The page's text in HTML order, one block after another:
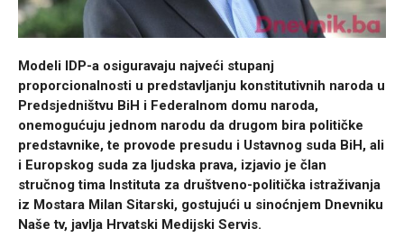
Modeli IDP-a osiguravaju najveći stupanj
proporcionalnosti u predstavljanju konstitutivnih naroda u
Predsjedništvu BiH i Federalnom domu naroda,
onemogućuju jednom narodu da drugom bira političke
predstavnike, te provode presudu i Ustavnog suda BiH, ali
i Europskog suda za ljudska prava, izjavio je član
stručnog tima Instituta za društveno-politička istraživanja
iz Mostara Milan Sitarski, gostujući u sinoćnjem Dnevniku
Naše tv, javlja Hrvatski Medijski Servis.